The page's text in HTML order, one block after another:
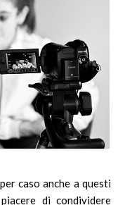
caso anche a questi
di condividere